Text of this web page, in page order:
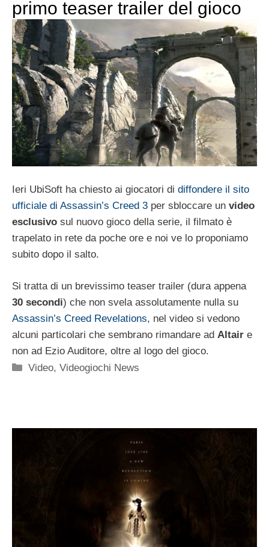
primo teaser trailer del gioco
Ieri UbiSoft ha chiesto ai giocatori di diffondere il sito
ufficiale di Assassin’s Creed 3 per sbloccare un video
esclusivo sul nuovo gioco della serie, il filmato è
trapelato in rete da poche ore e noi ve lo proponiamo
subito dopo il salto.
Si tratta di un brevissimo teaser trailer (dura appena
30 secondi) che non svela assolutamente nulla su
Assassin’s Creed Revelations, nel video si vedono
alcuni particolari che sembrano rimandare ad Altair e
non ad Ezio Auditore, oltre al logo del gioco.
Categorie
Video,Videogiochi News